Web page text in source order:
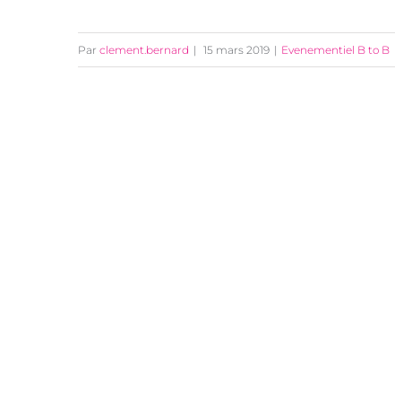
Armada 2019 : l’occasion de se
Par clement.bernard | 15 mars 2019 | Evenementiel B to B